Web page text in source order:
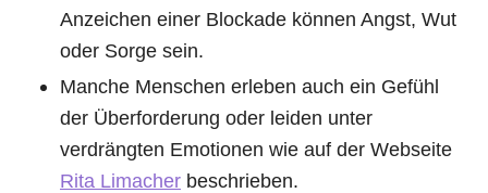
Anzeichen einer Blockade können Angst, Wut
oder Sorge sein.
Manche Menschen erleben auch ein Gefühl
der Überforderung oder leiden unter
verdrängten Emotionen wie auf der Webseite
Rita Limacher beschrieben.